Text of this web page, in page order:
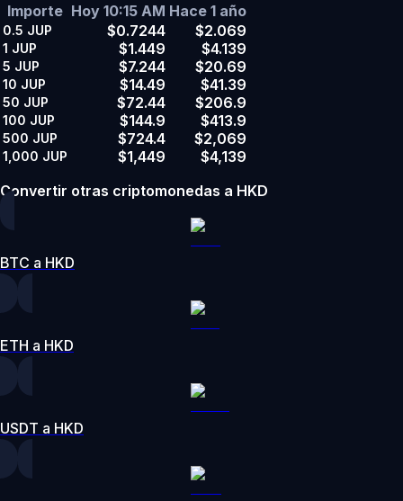
Importe Hoy 10:15 AM Hace 1 año
0.5 JUP $0.7244 $2.069
1 JUP $1.449 $4.139
5 JUP $7.244 $20.69
10 JUP $14.49 $41.39
50 JUP $72.44 $206.9
100 JUP $144.9 $413.9
500 JUP $724.4 $2,069
1,000 JUP $1,449
$4,139
Convertir otras criptomonedas a HKD
BTC a HKD
ETH a HKD
USDT a HKD